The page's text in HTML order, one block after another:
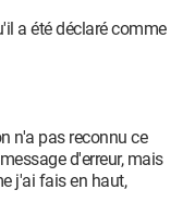
a été déclaré comme
n'a pas reconnu ce
d'erreur, mais
j'ai fais en haut,